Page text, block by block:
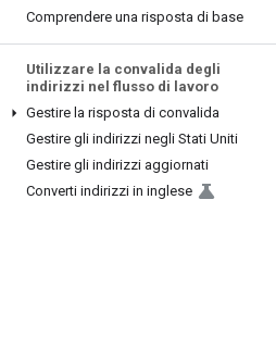
Comprendere una risposta di base
Utilizzare la convalida degli
indirizzi nel flusso di lavoro
Gestire la risposta di convalida
Gestire gli indirizzi negli Stati Uniti
Gestire gli indirizzi aggiornati
Converti indirizzi in inglese